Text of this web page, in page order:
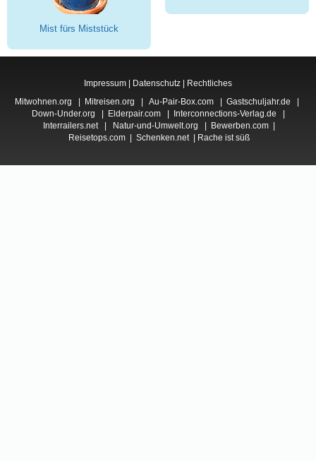
Mist fürs Miststück
Impressum | Datenschutz | Rechtliches
Mitwohnen.org
Mitreisen.org Au-Pair-Box.com Gastschuljahr.de
Down-Under.org
Elderpair.com| Interconnections-Verlag.de
Interrailers.net| Natur-und-Umwelt.org Bewerben.com
Reisetops.com
Schenken.net| Rache ist süß